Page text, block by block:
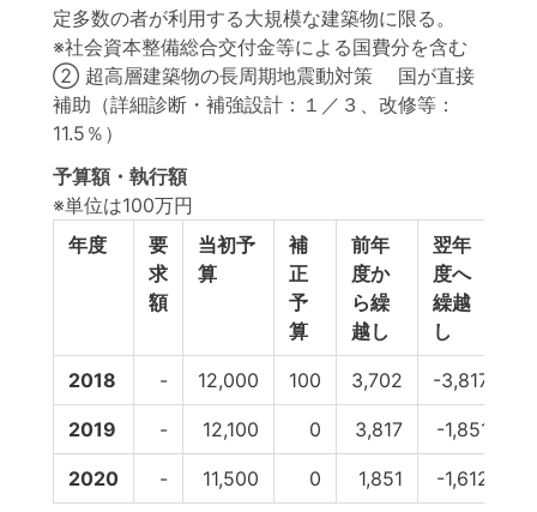
定多数の者が利用する大規模な建築物に限る。
※社会資本整備総合交付金等による国費分を含む
② 超高層建築物の長周期地震動対策 国が直接
補助（詳細診断・補強設計：１／３、改修等：
11.5％）
予算額・執行額
※単位は100万円
年度
要
求
額
当初予
算
補
正
予
算
前年
度か
ら繰
越し
翌年
度へ
繰越
し
2018 - 12,000 100 3,702 -3,817
2019 - 12,100 0 3,817 -1,851
2020 - 11,500 0 1,851 -1,612